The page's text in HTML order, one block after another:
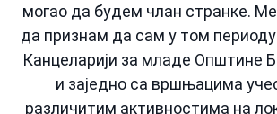
могао да будем члан странке.
да признам да сам у том
Канцеларији за младе Општине
и заједно са вршњацима
различитим активностима на